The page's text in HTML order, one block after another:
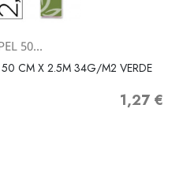
50...
50 CM X 2.5M 34G/M2 VERDE
Precio
1,27 €